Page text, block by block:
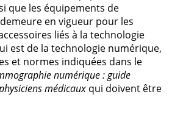
que les équipements de
en vigueur pour les
liés à la technologie
est de la technologie numérique,
et normes indiquées dans le
numérique : guide
médicaux qui doivent être